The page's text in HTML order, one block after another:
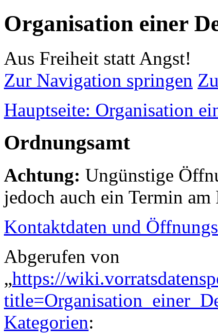
Organisation einer
Aus Freiheit statt Angst!
Zur Navigation springen
Hauptseite: Organisation
Ordnungsamt
Achtung: Ungünstige
jedoch auch ein Termin
Kontaktdaten und
Abgerufen von
„https://
Kategorien: